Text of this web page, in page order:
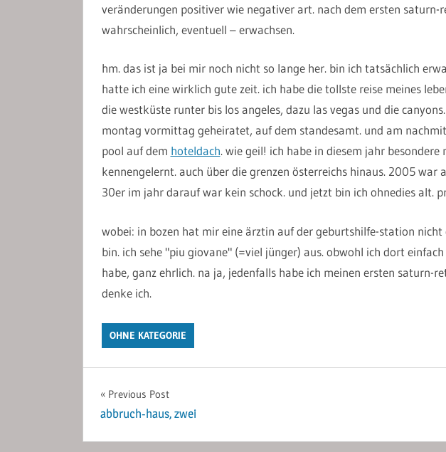
veränderungen positiver wie negativer art. nach dem ersten saturn-
wahrscheinlich, eventuell – erwachsen.
hm. das ist ja bei mir noch nicht so lange her. bin ich tatsächlich
hatte ich eine wirklich gute zeit. ich habe die tollste reise meines
die westküste runter bis los angeles, dazu las vegas und die
montag vormittag geheiratet, auf dem standesamt. und am
pool auf dem hoteldach. wie geil! ich habe in diesem jahr besondere
kennengelernt. auch über die grenzen österreichs hinaus. 2005 war
30er im jahr darauf war kein schock. und jetzt bin ich ohnedies alt.
wobei: in bozen hat mir eine ärztin auf der geburtshilfe-station nicht
bin. ich sehe "piu giovane" (=viel jünger) aus. obwohl ich dort
habe, ganz ehrlich. na ja, jedenfalls habe ich meinen ersten saturn-
denke ich.
OHNE KATEGORIE
Post
navigation
Previous Post
abbruch-haus, zwei